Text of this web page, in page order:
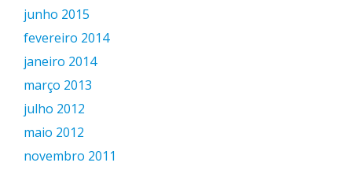
junho 2015
fevereiro 2014
janeiro 2014
março 2013
julho 2012
maio 2012
novembro 2011